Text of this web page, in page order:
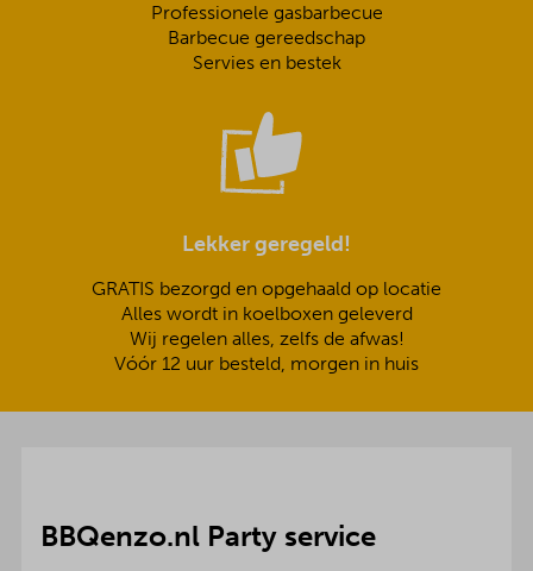
Professionele gasbarbecue
Barbecue gereedschap
Servies en bestek
Lekker geregeld!
GRATIS bezorgd en opgehaald op locatie
Alles wordt in koelboxen geleverd
Wij regelen alles, zelfs de afwas!
Vóór 12 uur besteld, morgen in huis
BBQenzo.nl Party service